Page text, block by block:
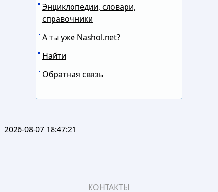
Энциклопедии, словари,
справочники
А ты уже Nashol.net?
Найти
Обратная связь
2026-08-07 18:47:21
КОНТАКТЫ